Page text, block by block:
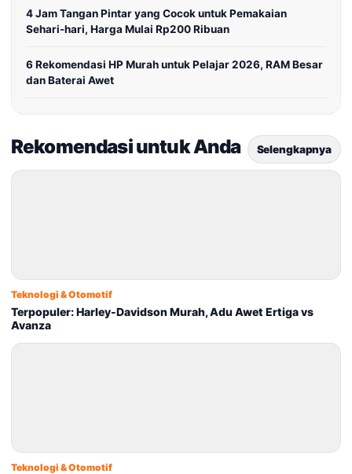
4 Jam Tangan Pintar yang Cocok untuk Pemakaian
Sehari-hari, Harga Mulai Rp200 Ribuan
6 Rekomendasi HP Murah untuk Pelajar 2026, RAM Besar
dan Baterai Awet
Rekomendasi untuk Anda Selengkapnya
Teknologi & Otomotif
Terpopuler: Harley-Davidson Murah, Adu Awet Ertiga vs
Avanza
Teknologi & Otomotif